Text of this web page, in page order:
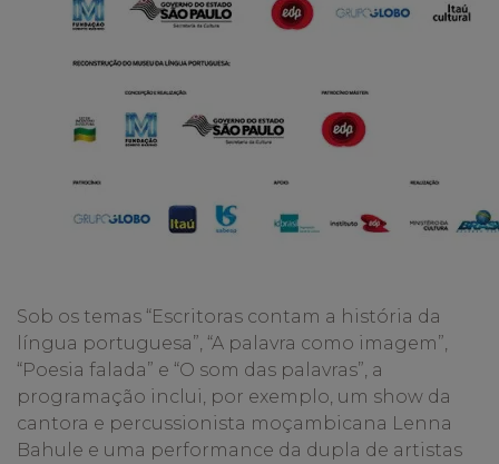
Sob os temas “Escritoras contam a história da
língua portuguesa”, “A palavra como imagem”,
“Poesia falada” e “O som das palavras”, a
programação inclui, por exemplo, um show da
cantora e percussionista moçambicana Lenna
Bahule e uma performance da dupla de artistas